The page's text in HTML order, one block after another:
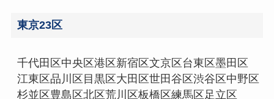
東京23区
千代田区 中央区港区 新宿区文京区 台東区墨田区
江東区 品川区 目黒区 大田区世田谷区渋谷区 中野区
杉並区 豊島区北区荒川区板橋区練馬区 足立区